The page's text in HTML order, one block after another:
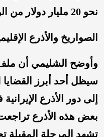
نحو 20 مليار دولار من الودائع الإيرانية.
الصواريخ والأذرع
وأوضح الشليمي أن
سيظل أحد أبرز
إلى دور الأذرع
بعض هذه الأذرع
تشهد المرحلة المقبلة